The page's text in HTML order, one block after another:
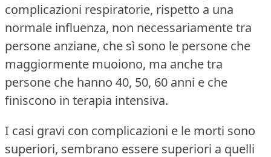
complicazioni respiratorie, rispetto a una
normale influenza, non necessariamente tra
persone anziane, che sì sono le persone che
maggiormente muoiono, ma anche tra
persone che hanno 40, 50, 60 anni e che
finiscono in terapia intensiva.
I casi gravi con complicazioni e le morti sono
superiori, sembrano essere superiori a quelli